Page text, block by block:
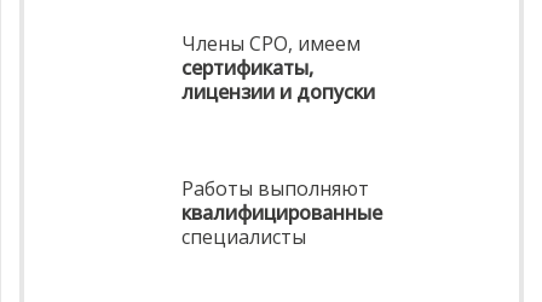
Члены СРО, имеем
сертификаты,
лицензии и допуски
Работы выполняют
квалифицированные
специалисты